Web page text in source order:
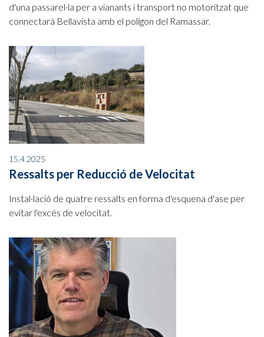
d'una passarel·la per a vianants i transport no motoritzat que
connectarà Bellavista amb el polígon del Ramassar.
15.4.2025
Ressalts per Reducció de Velocitat
Instal·lació de quatre ressalts en forma d'esquena d'ase per
evitar l'excés de velocitat.